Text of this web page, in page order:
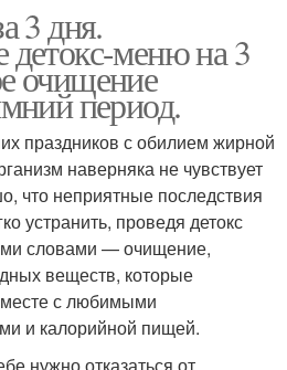
3 дня.
детокс-меню на 3
очищение
период.
праздников с обилием жирной
наверняка не чувствует
что неприятные последствия
устранить, проведя детокс
словами — очищение,
веществ, которые
с любимыми
и калорийной пищей.